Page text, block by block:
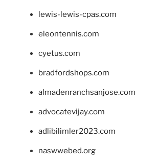
lewis-lewis-cpas.com
eleontennis.com
cyetus.com
bradfordshops.com
almadenranchsanjose.com
advocatevijay.com
adlibilimler2023.com
naswwebed.org